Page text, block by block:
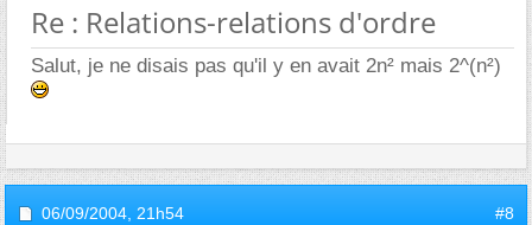
Re : Relations-relations d'ordre
Salut, je ne disais pas qu'il y en avait 2n² mais 2^(n²)
06/09/2004, 21h54 #8